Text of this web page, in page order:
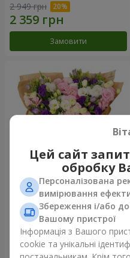
2 949 грн
Замовити
15 різнокольорових еустом
3 145 грн
Замовити
Цей сайт
обробку
Персоналізована
вимірювання
Збереження і/або
Вашому пристрої
Інформація з Вашого
cookie та унікальні